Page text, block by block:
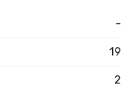
-
19
2